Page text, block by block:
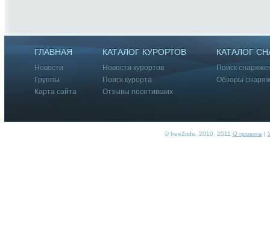
ГЛАВНАЯ
Новости
Группы
Карта сайта
КАТАЛОГ КУРОРТОВ
Новости курортов
Поиск курорта
Отзывы посетивших
КАТАЛОГ
Поиск
Обзоры
© free2ride, 2010, 2011 О проекте |